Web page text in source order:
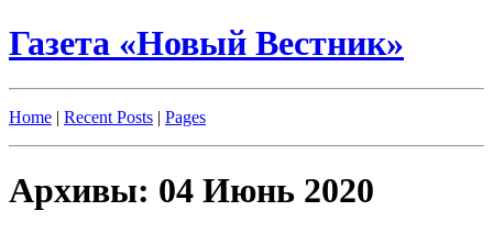
Газета «Новый Вестник»
Home | Recent Posts | Pages
Архивы: 04 Июнь 2020